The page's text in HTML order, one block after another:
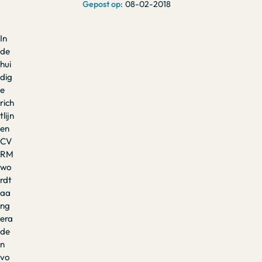
08-02-2018
In
de
hui
dig
e
rich
tlijn
en
CV
RM
wo
rdt
aa
ng
era
de
n
vo